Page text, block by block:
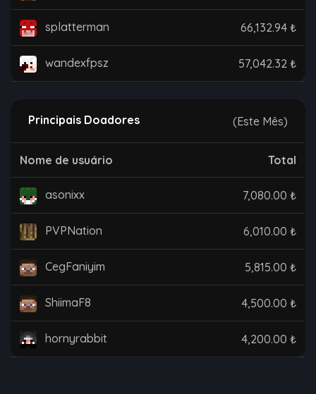
splatterman 66,132.94 ₺
wandexfpsz 57,042.32 ₺
Principais Doadores (Este Mês)
Nome de usuário Total
asonixx 7,080.00 ₺
PVPNation 6,010.00 ₺
CegFaniyim 5,815.00 ₺
ShiimaF8 4,500.00 ₺
hornyrabbit 4,200.00 ₺